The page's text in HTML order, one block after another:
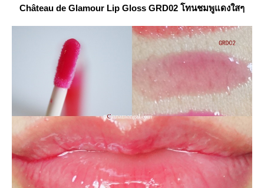
Château de Glamour Lip Gloss GRD02 โทนชมพูแดงใสๆ